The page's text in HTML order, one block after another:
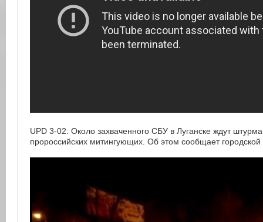
UPD 3-02: Около захваченного СБУ в Луганске ждут
пророссийских митингующих. Об этом сообщает городской